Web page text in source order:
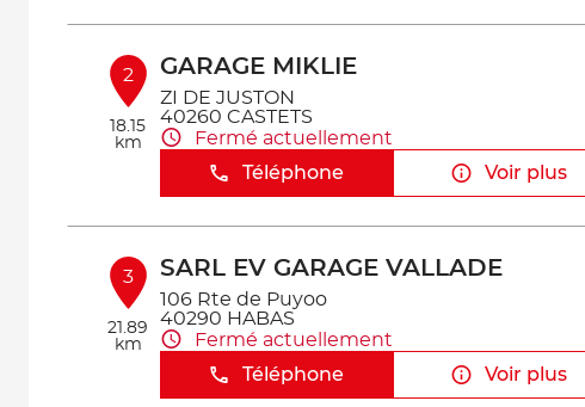
2
18.15
km
GARAGE MIKLIE
ZI DE JUSTON
40260 CASTETS
Fermé actuellement
Téléphone
Voir plus
3
21.89
km
SARL EV GARAGE VALLADE
106 Rte de Puyoo
40290 HABAS
Fermé actuellement
Téléphone
Voir plus